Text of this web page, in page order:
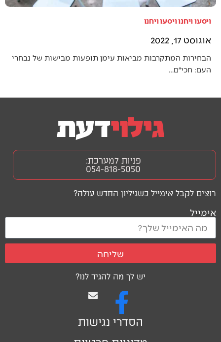
ויסעו ויחנו ויסעו ויחנו
אוגוסט 17, 2022
הבחירות המתקרבות מביאות עימן תופעות מבישות של נבחרי
העם: חכי״ם…
יש לך מה להגיד לנו?
הסדרי נגישות
רוצים לקבל אימייל כשגיליון החדש עולה?
אימייל
שליחה
פניות למערכת:
054-818-5050